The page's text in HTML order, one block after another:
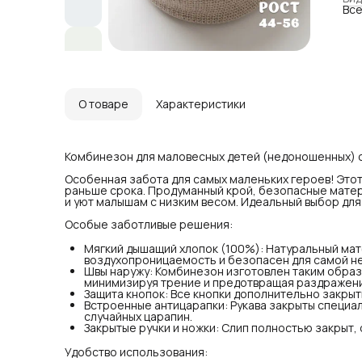
О товаре Характеристики
Комбинезон для маловесных детей (недоношенных)
Особенная забота для самых маленьких героев!
раньше срока. Продуманный крой, безопасные
и уют малышам с низким весом. Идеальный выбор
Особые заботливые решения:
Мягкий дышащий хлопок (100%): Натуральный
воздухопроницаемость и безопасен для самой
Швы наружу: Комбинезон изготовлен таким
минимизируя трение и предотвращая
Защита кнопок: Все кнопки дополнительно
Встроенные антицарапки: Рукава закрыты
случайных царапин.
Закрытые ручки и ножки: Слип полностью закрыт,
Удобство использования: